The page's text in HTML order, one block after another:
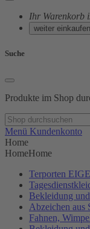
Ihr Warenkorb
weiter einkaufen
Suche
Produkte im Shop
Menü Kundenkonto
Home
HomeHome
Terporten
Bekleidung
Abzeichen aus
Fahnen,